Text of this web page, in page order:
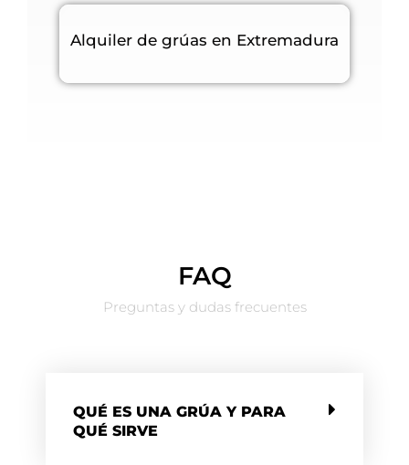
Alquiler de grúas en Extremadura
FAQ
Preguntas y dudas frecuentes
QUÉ ES UNA GRÚA Y PARA
QUÉ SIRVE